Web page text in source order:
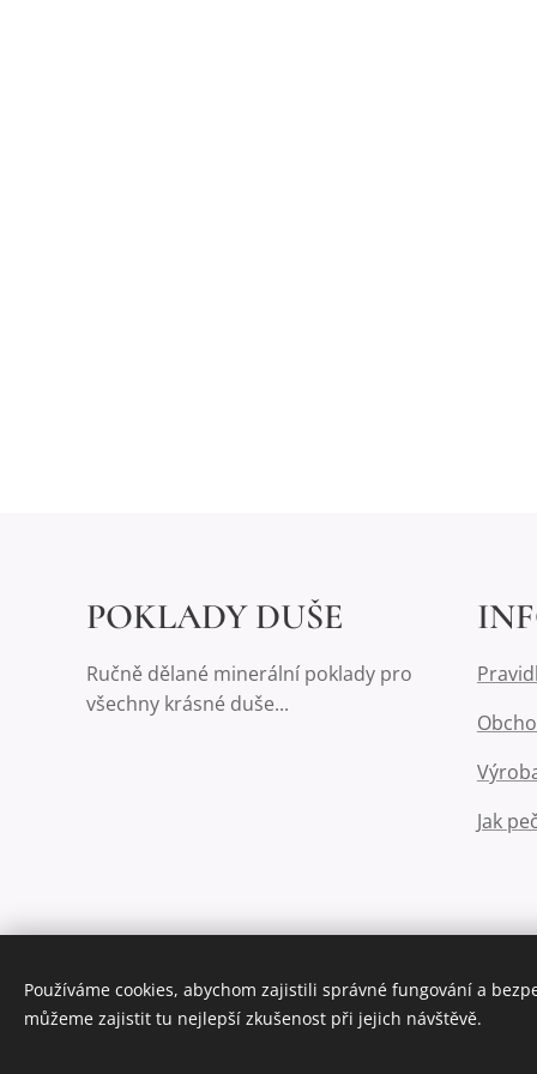
POKLADY DUŠE
Ručně dělané minerální poklady pro
všechny krásné duše...
Jak
Vytvořeno službou Cookies
Používáme cookies, abychom zajistili správné fungování a
můžeme zajistit tu nejlepší zkušenost při jejich návštěvě.